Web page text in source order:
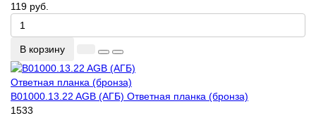
119 руб.
В корзину
B01000.13.22 AGB (АГБ) Ответная планка (бронза)
1533